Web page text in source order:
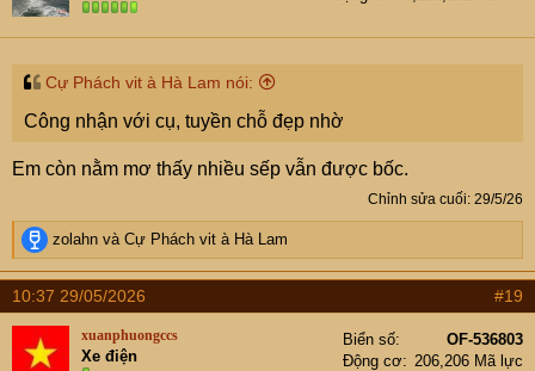
Cự Phách vit à Hà Lam nói:
Công nhận với cụ, tuyền chỗ đẹp nhờ
Em còn nằm mơ thấy nhiều sếp vẫn được bốc.
Chỉnh sửa cuối: 29/5/26
R
e
a
t
i
zolahn và Cự Phách vit à Hà Lam
10:37 29/05/2026 #19
xuanphuongccs
Xe điện
Biển số
OF-536803
Động cơ
206,206 Mã lực